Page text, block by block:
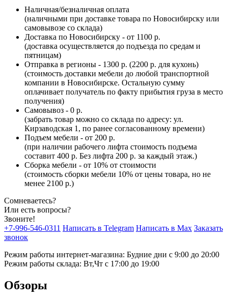
Наличная/безналичная оплата
(наличными при доставке товара по Новосибирску или
самовывозе со склада)
Доставка по Новосибирску - от 1100 р.
(доставка осуществляется до подъезда по средам и
пятницам)
Отправка в регионы - 1300 р. (2200 р. для кухонь)
(стоимость доставки мебели до любой транспортной
компании в Новосибирске. Остальную сумму
оплачивает получатель по факту прибытия груза в место
получения)
Самовывоз - 0 р.
(забрать товар можно со склада по адресу: ул.
Кирзаводская 1, по ранее согласованному времени)
Подъем мебели - от 200 р.
(при наличии рабочего лифта стоимость подъема
составит 400 р. Без лифта 200 р. за каждый этаж.)
Сборка мебели - от 10% от стоимости
(стоимость сборки мебели 10% от цены товара, но не
менее 2100 р.)
Сомневаетесь?
Или есть вопросы?
Звоните!
+7-996-546-0311 Написать в Telegram Написать в Max Заказать
звонок
Режим работы интернет-магазина: Будние дни с 9:00 до 20:00
Режим работы склада: Вт,Чт с 17:00 до 19:00
Обзоры